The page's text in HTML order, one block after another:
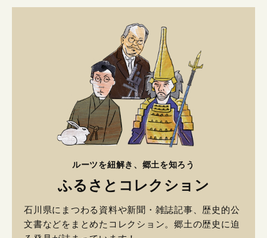
ルーツを紐解き、郷土を知ろう
ふるさとコレクション
石川県にまつわる資料や新聞・雑誌記事、歴史的公
文書などをまとめたコレクション。郷土の歴史に迫